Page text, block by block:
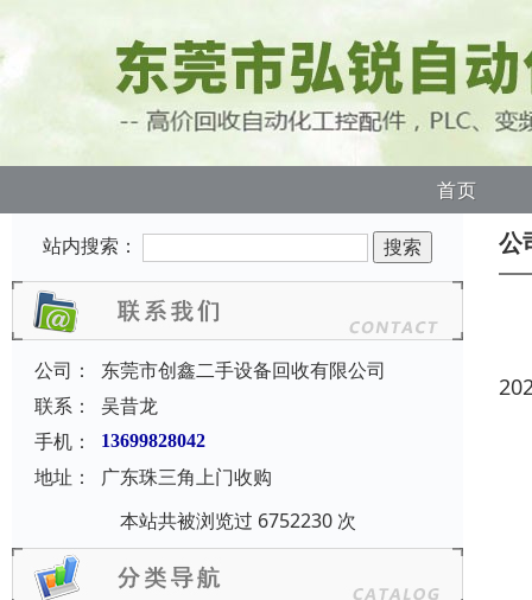
首页
站内搜索：
公司：
东莞市创鑫二手设备回收有限公司
联系：
吴昔龙
手机：
13699828042
地址：
广东珠三角上门收购
本站共被浏览过 6752230 次
公